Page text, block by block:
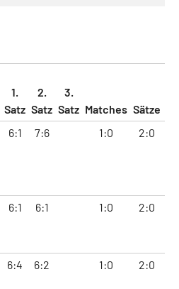
1.
Satz
2.
Satz
3.
Satz Matches Sätze
6:1 7:6 1:0 2:0
6:1 6:1 1:0 2:0
6:4 6:2 1:0 2:0